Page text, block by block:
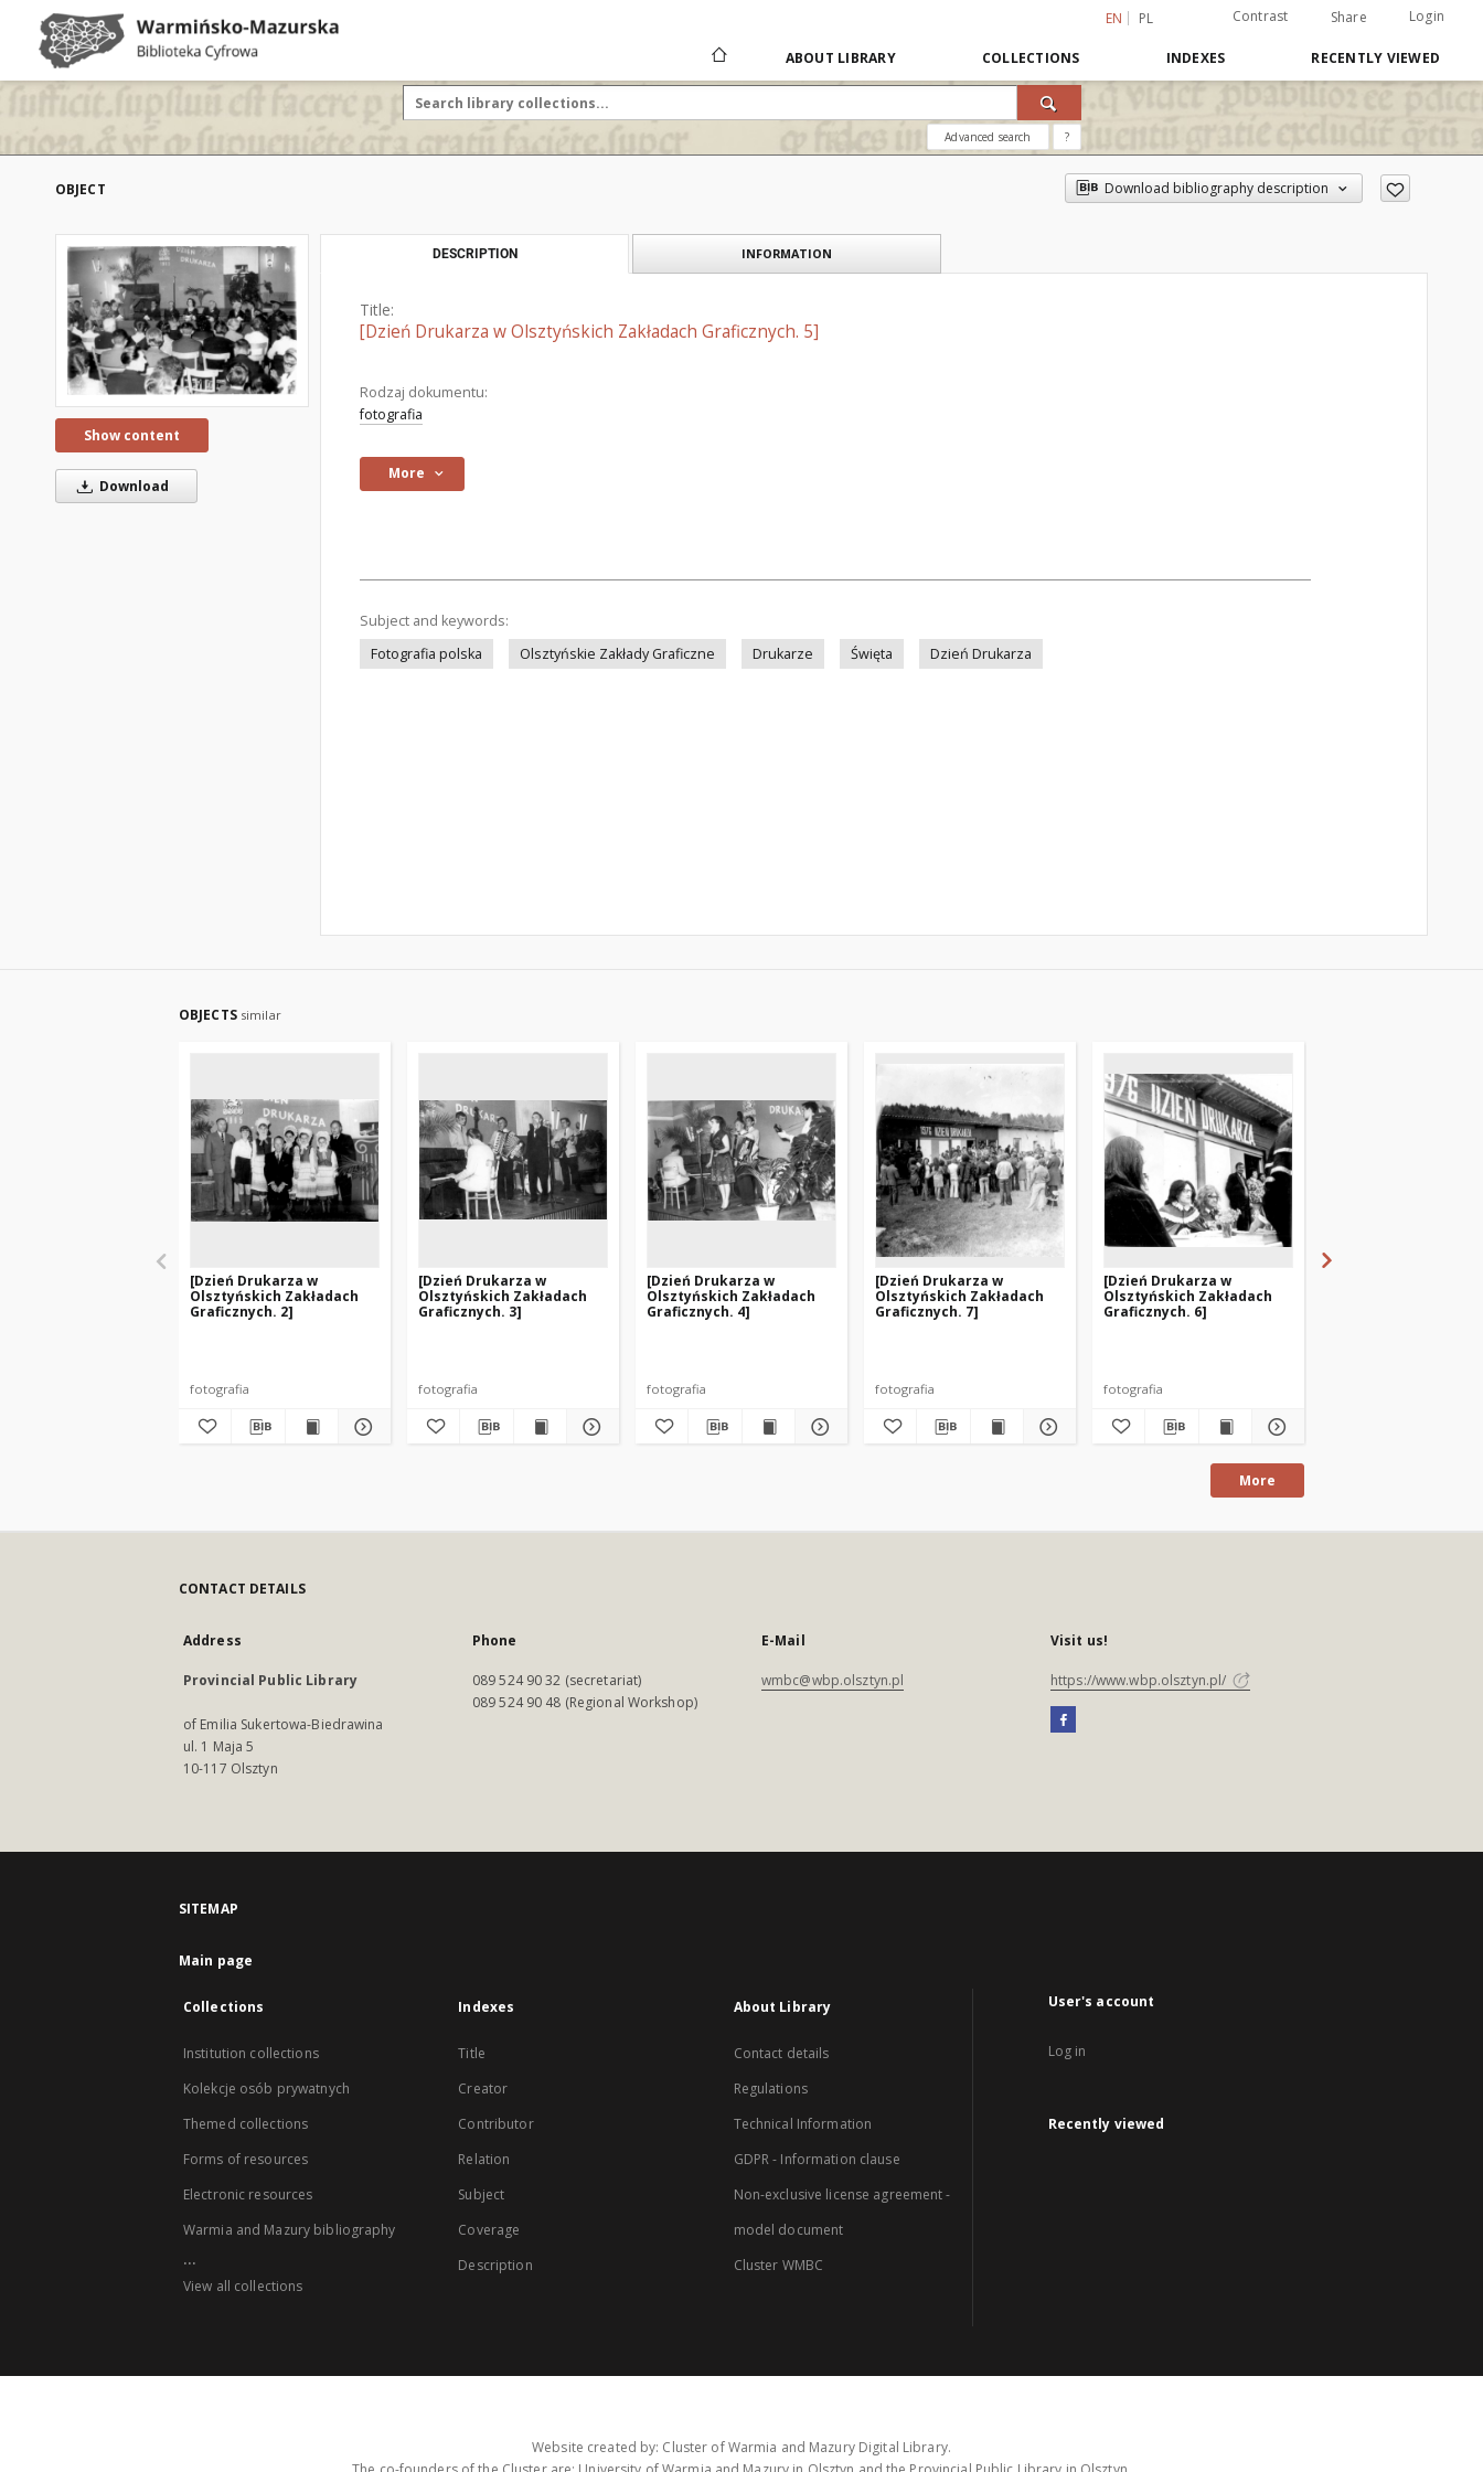
EN PL Contrast Share Login
ABOUT LIBRARY COLLECTIONS INDEXES RECENTLY VIEWED
Advanced search ?
OBJECT Download bibliography description
Show content
Download
DESCRIPTION INFORMATION
Title:
[Dzień Drukarza w Olsztyńskich Zakładach Graficznych. 5]
Rodzaj dokumentu:
fotografia
More
Subject and keywords:
Fotografia polska
Olsztyńskie Zakłady Graficzne Drukarze Święta Dzień Drukarza
OBJECTS similar
[Dzień Drukarza w
Olsztyńskich Zakładach
Graficznych. 2]
fotografia
[Dzień Drukarza w
Olsztyńskich Zakładach
Graficznych. 3]
fotografia
[Dzień Drukarza w
Olsztyńskich Zakładach
Graficznych. 4]
fotografia
[Dzień Drukarza w
Olsztyńskich Zakładach
Graficznych. 7]
fotografia
[Dzień Drukarza w
Olsztyńskich Zakładach
Graficznych. 6]
fotografia
More
CONTACT DETAILS
Address
Provincial Public Library
of Emilia Sukertowa-Biedrawina
ul. 1 Maja 5
10-117 Olsztyn
Phone
089 524 90 32 (secretariat)
089 524 90 48 (Regional Workshop)
E-Mail
wmbc@wbp.olsztyn.pl
Visit us!
https://www.wbp.olsztyn.pl/
SITEMAP
Main page
Collections
Institution collections
Kolekcje osób prywatnych
Themed collections
Forms of resources
Electronic resources
Warmia and Mazury bibliography
...
View all collections
Indexes
Title
Creator
Contributor
Relation
Subject
Coverage
Description
About Library
Contact details
Regulations
Technical Information
GDPR - Information clause
Non-exclusive license agreement -
model document
Cluster WMBC
User's account
Log in
Recently viewed
Website created by: Cluster of Warmia and Mazury Digital Library.